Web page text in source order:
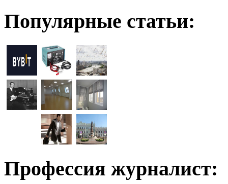
Популярные статьи:
Профессия журналист: